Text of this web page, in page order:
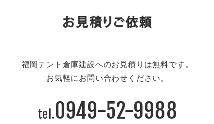
お見積りご依頼
福岡テント倉庫建設へのお見積りは無料です。
お気軽にお問い合わせください。
0949-52-9988